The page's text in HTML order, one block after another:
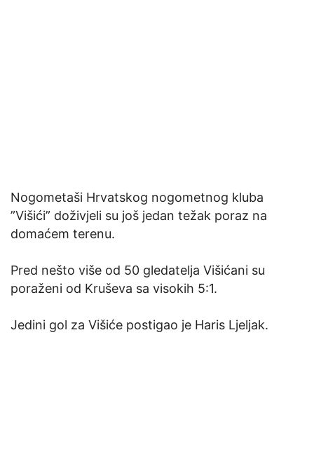
Nogometaši Hrvatskog nogometnog kluba
”Višići” doživjeli su još jedan težak poraz na
domaćem terenu.
Pred nešto više od 50 gledatelja Višićani su
poraženi od Kruševa sa visokih 5:1.
Jedini gol za Višiće postigao je Haris Ljeljak.